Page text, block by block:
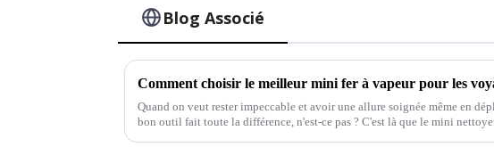
Blog Associé
Quand on veut rester impeccable et avoir une allure soignée même en
bon outil fait toute la différence, n'est-ce pas ? C'est là que le mini